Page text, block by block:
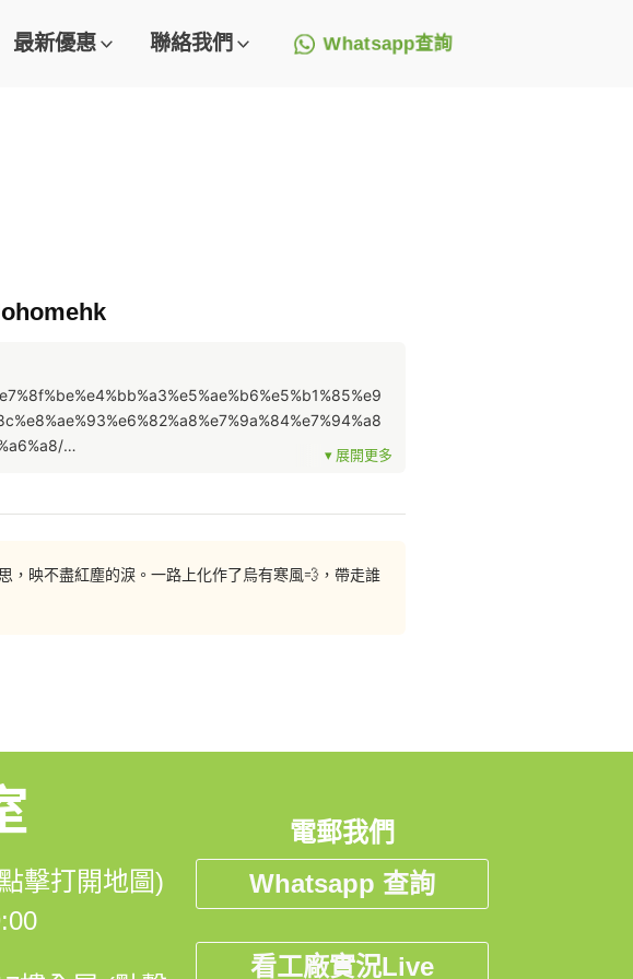
最新優惠 聯絡我們 Whatsapp查詢
，映不盡紅塵的淚。一路上化作了烏有寒風💨，帶走誰
擊打開地圖)
電郵我們
Whatsapp 查詢
看工廠實況Live